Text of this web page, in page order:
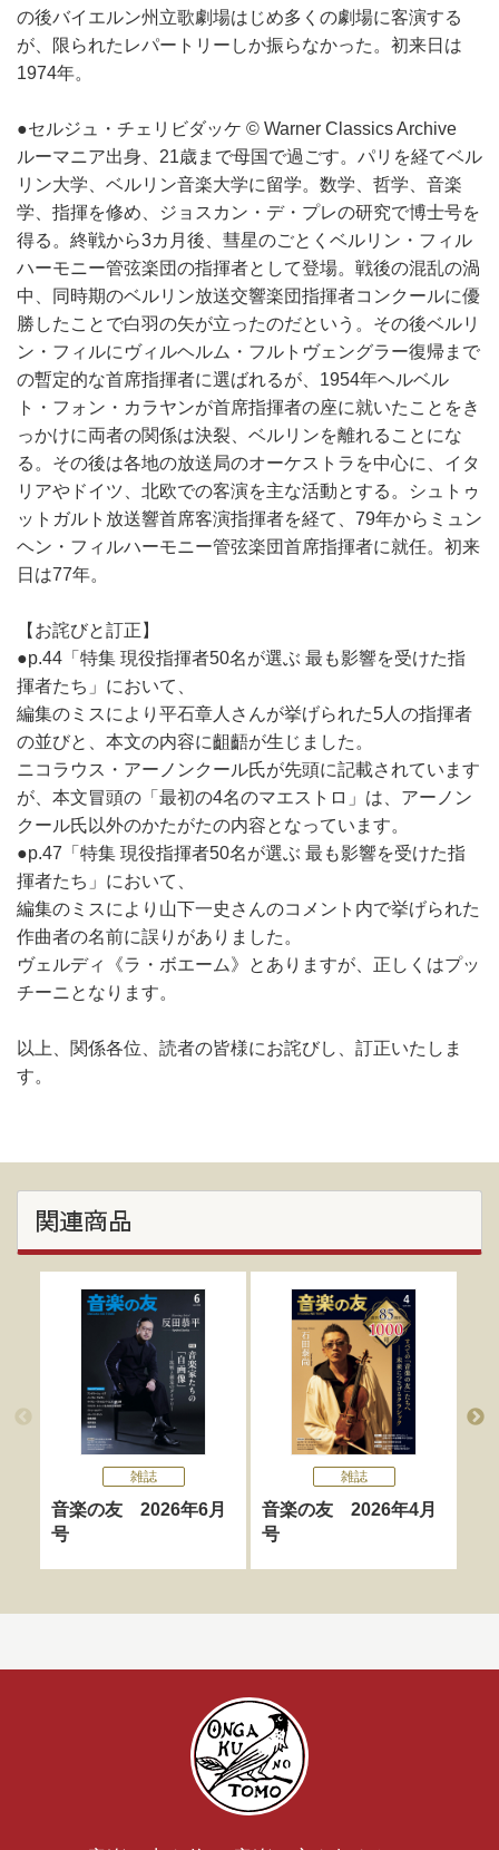
の後バイエルン州立歌劇場はじめ多くの劇場に客演する
が、限られたレパートリーしか振らなかった。初来日は
1974年。
●セルジュ・チェリビダッケ © Warner Classics Archive
ルーマニア出身、21歳まで母国で過ごす。パリを経てベル
リン大学、ベルリン音楽大学に留学。数学、哲学、音楽
学、指揮を修め、ジョスカン・デ・プレの研究で博士号を
得る。終戦から3カ月後、彗星のごとくベルリン・フィル
ハーモニー管弦楽団の指揮者として登場。戦後の混乱の渦
中、同時期のベルリン放送交響楽団指揮者コンクールに優
勝したことで白羽の矢が立ったのだという。その後ベルリ
ン・フィルにヴィルヘルム・フルトヴェングラー復帰まで
の暫定的な首席指揮者に選ばれるが、1954年ヘルベル
ト・フォン・カラヤンが首席指揮者の座に就いたことをき
っかけに両者の関係は決裂、ベルリンを離れることにな
る。その後は各地の放送局のオーケストラを中心に、イタ
リアやドイツ、北欧での客演を主な活動とする。シュトゥ
ットガルト放送響首席客演指揮者を経て、79年からミュン
ヘン・フィルハーモニー管弦楽団首席指揮者に就任。初来
日は77年。
【お詫びと訂正】
●p.44「特集 現役指揮者50名が選ぶ 最も影響を受けた指
揮者たち」において、
編集のミスにより平石章人さんが挙げられた5人の指揮者
の並びと、本文の内容に齟齬が生じました。
ニコラウス・アーノンクール氏が先頭に記載されています
が、本文冒頭の「最初の4名のマエストロ」は、アーノン
クール氏以外のかたがたの内容となっています。
●p.47「特集 現役指揮者50名が選ぶ 最も影響を受けた指
揮者たち」において、
編集のミスにより山下一史さんのコメント内で挙げられた
作曲者の名前に誤りがありました。
ヴェルディ《ラ・ボエーム》とありますが、正しくはプッ
チーニとなります。
以上、関係各位、読者の皆様にお詫びし、訂正いたしま
す。
関連商品
雑誌
音楽の友 2026年6月
号
雑誌
音楽の友 2026年4月
号